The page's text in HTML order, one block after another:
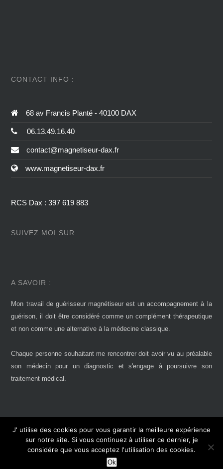
CONTACT INFO :
68 av Francis Planté - 40100 DAX
06.13.49.16.40
contact@magnetiseur-dax.fr
www.magnetiseur-dax.fr
RCS Dax : 397 619 883
SUIVEZ MOI SUR
A SAVOIR :
Mon travail de guérisseur magnétiseur est un accompagnement à la
guérison, il doit être considéré comme un complément thérapeutique
et non comme une alternative à la médecine classique.
Chaque personne souhaitant me rencontrer doit avoir vu au préalable
son médecin pour un diagnostic et s'engage à poursuivre son
traitement médical.
Création :Bentoconception.com2015 - Tout droits réservés
J' utilise des cookies pour vous garantir la meilleure expérience
sur notre site. Si vous continuez à utiliser ce dernier, je
considére que vous acceptez l'utilisation des cookies.
Ok